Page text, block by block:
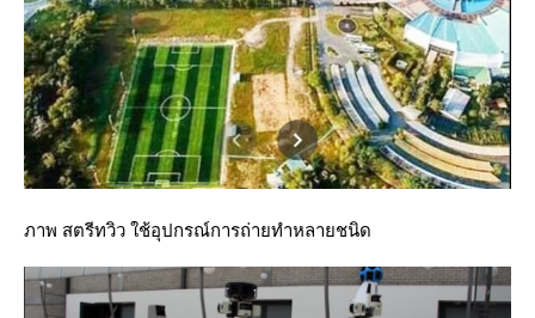
ภาพ สตรีทวิว ใช้อุปกรณ์การถ่ายทำหลายชนิด